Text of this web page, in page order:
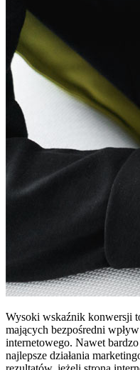
Wysoki wskaźnik konwersji
mających bezpośredni
internetowego. Nawet
najlepsze działania